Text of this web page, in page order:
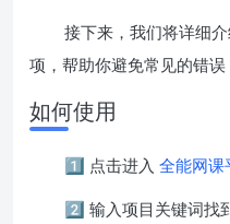
接下来，我们将详细
项，帮助你避免常见的错误
如何使用
1️⃣ 点击进入 全能网课
2️⃣ 输入项目关键词找